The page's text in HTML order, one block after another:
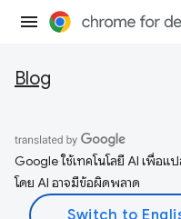
Blog
Google ใช้เทคโนโลยี AI เพื่อแ
โดย AI อาจมีข้อผิดพลาด